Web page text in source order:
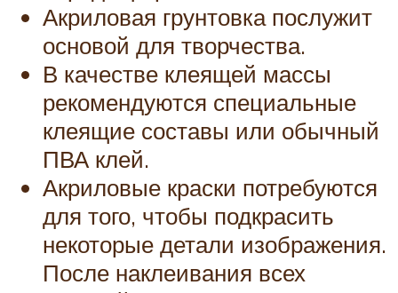
Акриловая грунтовка послужит
основой для творчества.
В качестве клеящей массы
рекомендуются специальные
клеящие составы или обычный
ПВА клей.
Акриловые краски потребуются
для того, чтобы подкрасить
некоторые детали изображения.
После наклеивания всех